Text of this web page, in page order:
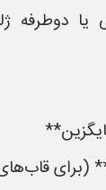
(برای